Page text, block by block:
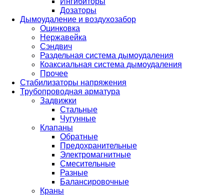
Дозаторы
Дымоудаление и воздухозабор
Оцинковка
Нержавейка
Сэндвич
Раздельная система дымоудаления
Коаксиальная система дымоудаления
Прочее
Стабилизаторы напряжения
Трубопроводная арматура
Задвижки
Стальные
Чугунные
Клапаны
Обратные
Предохранительные
Электромагнитные
Смесительные
Разные
Балансировочные
Краны